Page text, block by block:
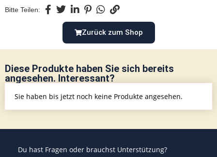
Bitte Teilen:
Zurück zum Shop
Diese Produkte haben Sie sich bereits
angesehen. Interessant?
Sie haben bis jetzt noch keine Produkte angesehen.
Du hast Fragen oder brauchst Unterstützung?